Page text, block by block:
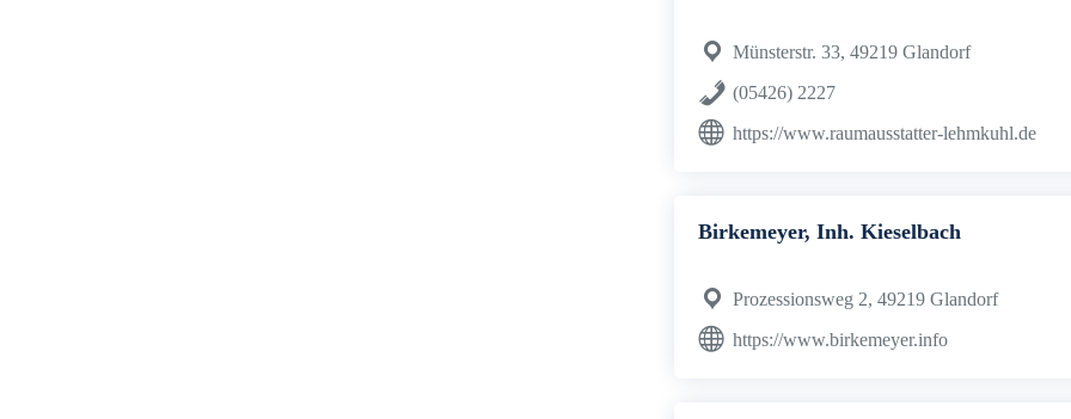
Münsterstr. 33, 49219 Glandorf
(05426) 2227
https://www.raumausstatter-lehmkuhl.de
Birkemeyer, Inh. Kieselbach
Prozessionsweg 2, 49219 Glandorf
https://www.birkemeyer.info